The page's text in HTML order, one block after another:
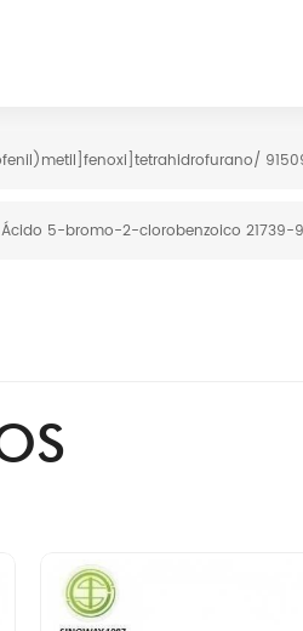
5-bromo-2-clorobenzoico 21739-